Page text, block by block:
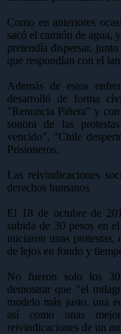
Como en anteriores
sacó el camión de agua,
pretendía dispersar,
que respondían con el
Además de estos
desarrolló de forma
"Renuncia Piñera" y
sonora de las
vencido", "Chile
Prisioneros.
Las reivindicaciones
derechos humanos
El 18 de octubre de
subida de 30 pesos en
iniciaron unas protestas,
de lejos en fondo y
No fueron solo los 30
demostrar que "el
modelo más justo, una
así como unas
reivindicaciones de un